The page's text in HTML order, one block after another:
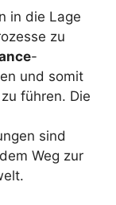
in die Lage
zu
-
und somit
führen. Die
sind
Weg zur